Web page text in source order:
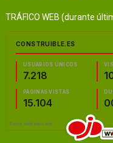
TRÁFICO WEB (durante